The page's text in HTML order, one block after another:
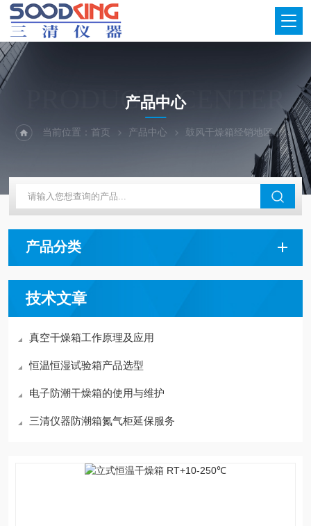
PRODUCTS CENTER
产品中心
当前位置：首页 产品中心 鼓风干燥箱经销地区 河
产品分类
技术文章
真空干燥箱工作原理及应用
恒温恒湿试验箱产品选型
电子防潮干燥箱的使用与维护
三清仪器防潮箱氮气柜延保服务